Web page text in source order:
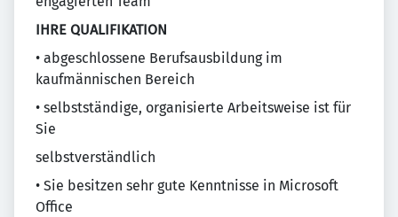
IHRE QUALIFIKATION
• abgeschlossene Berufsausbildung im
kaufmännischen Bereich
• selbstständige, organisierte Arbeitsweise ist für
Sie
selbstverständlich
• Sie besitzen sehr gute Kenntnisse in Microsoft
Office